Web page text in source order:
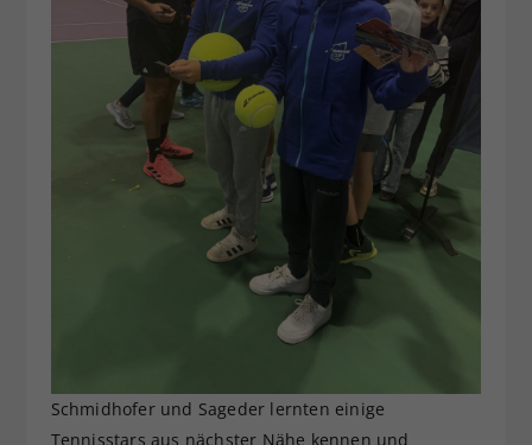
Schmidhofer und Sageder lernten einige
Tennisstars aus nächster Nähe kennen und